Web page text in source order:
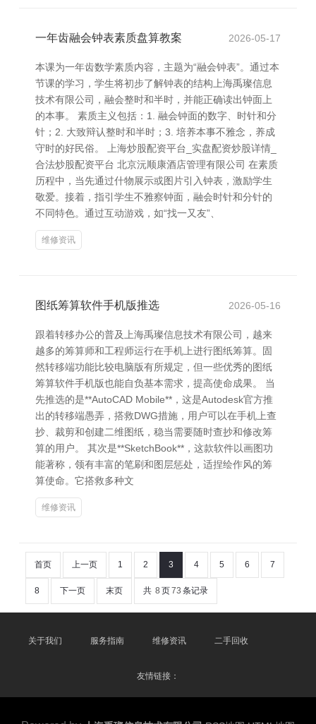
一年齿融会钟表素质盘算教案 2026-05-17
本课为一年齿数学素质内容，主题为“融会钟表”。通过本
节课的学习，学生将初步了解钟表的结构上海禹璨信息
技术有限公司，融会整时和半时，并能正确读出钟面上
的本事。 素质主义包括：1. 融会钟面的数字、时针和分
针；2. 大致辩认整时和半时；3. 培养本事不雅念，养成
守时的好民俗。 上海炒股配资平台_实盘配资炒股详情_
合法炒股配资平台 北京沅顺康酒店管理有限公司 在素质
历程中，当先通过什物展示或图片引入钟表，激励学生
敬爱。接着，指引学生不雅察钟面，融会时针和分针的
不同特色。通过互动游戏，如“找一又友”、
维修资讯
图纸筹算软件手机版推选 2026-05-16
跟着转移办公的普及上海禹璨信息技术有限公司，越来
越多的筹算师和工程师运行在手机上进行图纸筹算。固
然转移端功能比较电脑版有所规定，但一些优秀的图纸
筹算软件手机版也能自负基本需求，提高使命成果。 当
先推选的是**AutoCAD Mobile**，这是Autodesk官方推
出的转移端愚弄，搭救DWG措施，用户可以在手机上查
抄、裁剪和创建二维图纸，稳当需要随时查抄和修改筹
算的用户。 其次是**SketchBook**，这款软件以画图功
能著称，领有丰富的笔刷和图层惩处，适捏绘作风的筹
算使命。它搭救多种文
维修资讯
首页 上一页 1 2 3 4 5 6 7
8 下一页 末页 共 8 页73 条记录
关于我们 服务指南 维修资讯 二手回收
友情链接：